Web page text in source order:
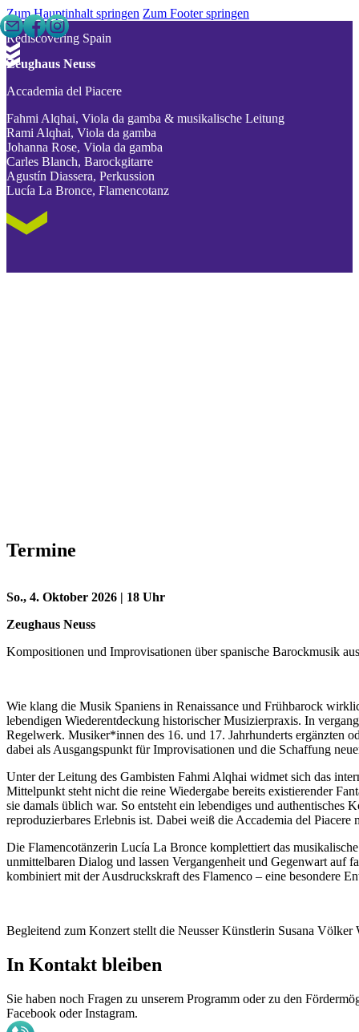
Zum Hauptinhalt springen Zum Footer springen
Rediscovering Spain
Zeughaus Neuss
Accademia del Piacere
Fahmi Alqhai, Viola da gamba & musikalische Leitung
Rami Alqhai, Viola da gamba
Johanna Rose, Viola da gamba
Carles Blanch, Barockgitarre
Agustín Diassera, Perkussion
Lucía La Bronce, Flamencotanz
Termine
So., 4. Oktober 2026 | 18 Uhr
Zeughaus Neuss
Kompositionen und Improvisationen über spanische Barockmusik
Wie klang die Musik Spaniens in Renaissance und Frühbarock
lebendigen Wiederentdeckung historischer Musizierpraxis. In
Regelwerk. Musiker*innen des 16. und 17. Jahrhunderts ergänzten
dabei als Ausgangspunkt für Improvisationen und die Schaffung
Unter der Leitung des Gambisten Fahmi Alqhai widmet sich das
Mittelpunkt steht nicht die reine Wiedergabe bereits existierender
sie damals üblich war. So entsteht ein lebendiges und
reproduzierbares Erlebnis ist. Dabei weiß die Accademia del
Die Flamencotänzerin Lucía La Bronce komplettiert das
unmittelbaren Dialog und lassen Vergangenheit und Gegenwart auf
kombiniert mit der Ausdruckskraft des Flamenco – eine besondere
Begleitend zum Konzert stellt die Neusser Künstlerin Susana Völker
In Kontakt bleiben
Sie haben noch Fragen zu unserem Programm oder zu den
Facebook oder Instagram.